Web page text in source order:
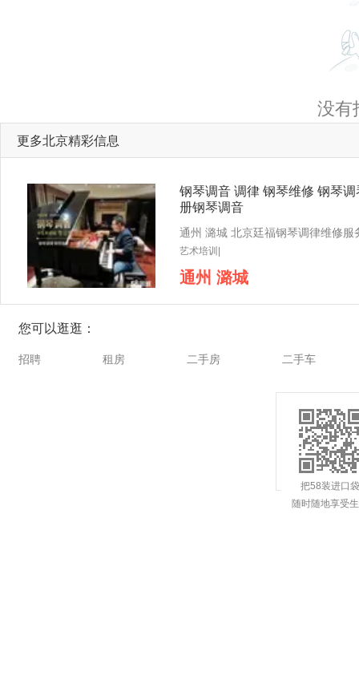
没有
更多北京精彩信息
钢琴调音 调律 钢琴维修 钢琴调
册钢琴调音
艺术培训|
通州 潞城
您可以逛逛：
招聘 租房 二手房 二手车
把58装进口袋
随时随地享受